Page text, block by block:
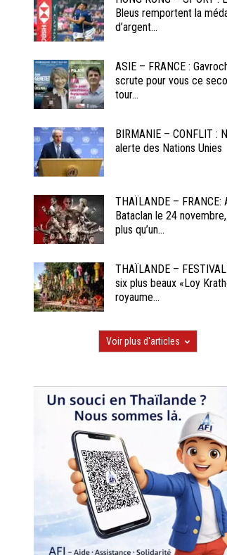
Bleus remportent la
d’argent...
ASIE – FRANCE :
scrute pour vous ce
tour...
BIRMANIE – CONFLIT :
alerte des Nations Unies
THAÏLANDE – FRANCE:
Bataclan le 24
plus qu’un...
THAÏLANDE –
six plus beaux «Loy
royaume...
Voir plus d'articles